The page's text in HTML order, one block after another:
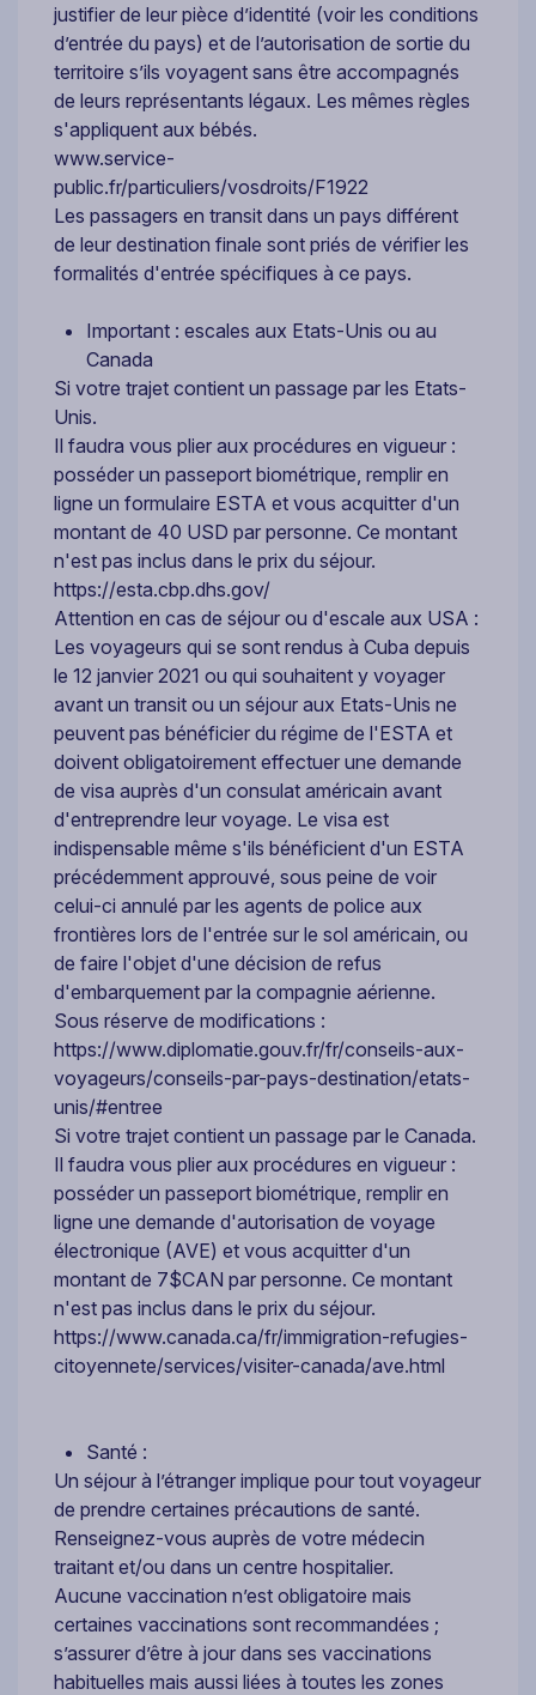
justifier de leur pièce d’identité (voir les conditions
d’entrée du pays) et de l’autorisation de sortie du
territoire s’ils voyagent sans être accompagnés
de leurs représentants légaux. Les mêmes règles
s'appliquent aux bébés.
www.service-
public.fr/particuliers/vosdroits/F1922
Les passagers en transit dans un pays différent
de leur destination finale sont priés de vérifier les
formalités d'entrée spécifiques à ce pays.
Important : escales aux Etats-Unis ou au
Canada
Si votre trajet contient un passage par les Etats-
Unis.
Il faudra vous plier aux procédures en vigueur :
posséder un passeport biométrique, remplir en
ligne un formulaire ESTA et vous acquitter d'un
montant de 40 USD par personne. Ce montant
n'est pas inclus dans le prix du séjour.
https://esta.cbp.dhs.gov/
Attention en cas de séjour ou d'escale aux USA :
Les voyageurs qui se sont rendus à Cuba depuis
le 12 janvier 2021 ou qui souhaitent y voyager
avant un transit ou un séjour aux Etats-Unis ne
peuvent pas bénéficier du régime de l'ESTA et
doivent obligatoirement effectuer une demande
de visa auprès d'un consulat américain avant
d'entreprendre leur voyage. Le visa est
indispensable même s'ils bénéficient d'un ESTA
précédemment approuvé, sous peine de voir
celui-ci annulé par les agents de police aux
frontières lors de l'entrée sur le sol américain, ou
de faire l'objet d'une décision de refus
d'embarquement par la compagnie aérienne.
Sous réserve de modifications :
https://www.diplomatie.gouv.fr/fr/conseils-aux-
voyageurs/conseils-par-pays-destination/etats-
unis/#entree
Si votre trajet contient un passage par le Canada.
Il faudra vous plier aux procédures en vigueur :
posséder un passeport biométrique, remplir en
ligne une demande d'autorisation de voyage
électronique (AVE) et vous acquitter d'un
montant de 7$CAN par personne. Ce montant
n'est pas inclus dans le prix du séjour.
https://www.canada.ca/fr/immigration-refugies-
citoyennete/services/visiter-canada/ave.html
Santé :
Un séjour à l’étranger implique pour tout voyageur
de prendre certaines précautions de santé.
Renseignez-vous auprès de votre médecin
traitant et/ou dans un centre hospitalier.
Aucune vaccination n’est obligatoire mais
certaines vaccinations sont recommandées ;
s’assurer d’être à jour dans ses vaccinations
habituelles mais aussi liées à toutes les zones